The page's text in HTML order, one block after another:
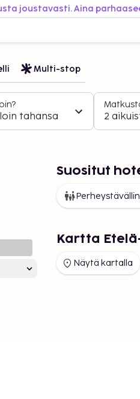
joustavasti. Aina
Multi-stop
tahansa 2
Suositut
Kartta
Näytä kartalla